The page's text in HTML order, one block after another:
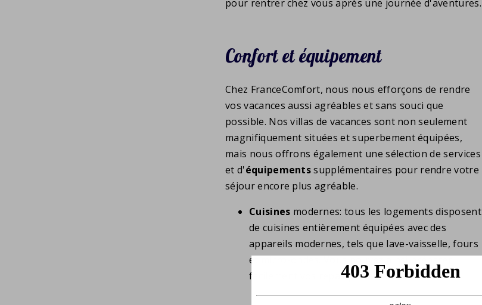
pour rentrer chez vous après une journée d'aventures.
Confort et équipement
Chez FranceComfort, nous nous efforçons de rendre
vos vacances aussi agréables et sans souci que
possible. Nos villas de vacances sont non seulement
magnifiquement situées et superbement équipées,
mais nous offrons également une sélection de services
et d'équipementssupplémentaires pour rendre votre
séjour encore plus agréable.
Cuisines modernes: tous les logements disposent
de cuisines entièrement équipées avec des
appareils modernes, tels que lave-vaisselle, fours
et micro-ondes. Vous pouvez ainsi préparer
facilement vos repas préférés.